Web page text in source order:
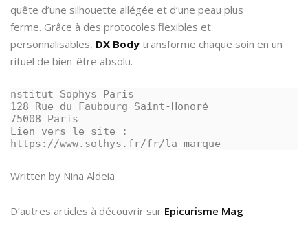
quête d’une silhouette allégée et d’une peau plus
ferme. Grâce à des protocoles flexibles et
personnalisables, DX Body transforme chaque soin en un
rituel de bien-être absolu.
nstitut Sophys Paris
128 Rue du Faubourg Saint-Honoré
75008 Paris
Lien vers le site :
https://www.sothys.fr/fr/la-marque
Written by Nina Aldeia
D’autres articles à découvrir sur Epicurisme Mag